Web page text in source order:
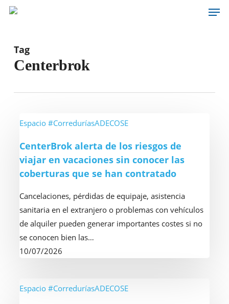
Skip
content
Tag
Centerbrok
CenterBrok
de
los
riesgos
viajar
en
vacaciones
sin
conocer
coberturas
Espacio #CorreduríasADECOSE
CenterBrok alerta de los riesgos de
viajar en vacaciones sin conocer las
coberturas que se han contratado
Cancelaciones, pérdidas de equipaje, asistencia
sanitaria en el extranjero o problemas con vehículos
de alquiler pueden generar importantes costes si no
se conocen bien las…
10/07/2026
CenterBrok
Espacio #CorreduríasADECOSE